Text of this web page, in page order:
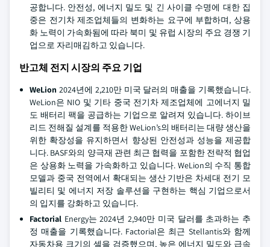
공합니다. 안전성, 에너지 밀도 및 긴 사이클 수명에 대한 집
중은 전기차 제조업체들의 변화하는 요구에 부합하며, 상용
화 노력이 가속화됨에 따라 북미 및 유럽 시장의 주요 경쟁 기
업으로 자리매김하고 있습니다.
반고체 전지 시장의 주요 기업
WeLion 2024년에 2,210만 미국 달러의 매출을 기록했습니다.
WeLion은 NIO 및 기타 중국 전기차 제조업체에 고에너지 밀
도 배터리 팩을 공급하는 기업으로 알려져 있습니다. 하이브
리드 전해질 설계를 적용한 WeLion’s의 배터리는 대량 생산을
위한 확장성을 유지하면서 향상된 안전성과 성능을 제공합
니다. BASF와의 양극재 관련 최근 협력을 포함한 전략적 협업
은 상용화 노력을 가속화하고 있습니다. WeLion의 수직 통합
모델과 중국 전역에서 확대되는 생산 기반은 차세대 전기 모
빌리티 및 에너지 저장 솔루션을 구현하는 핵심 기업으로서
의 입지를 강화하고 있습니다.
Factorial Energy는 2024년 2,940만 미국 달러를 초과하는 추
정 매출을 기록했습니다. Factorial은 최근 Stellantis와 함께
자동차용 크기의 셀을 검증했으며, 높은 에너지 밀도와 급속